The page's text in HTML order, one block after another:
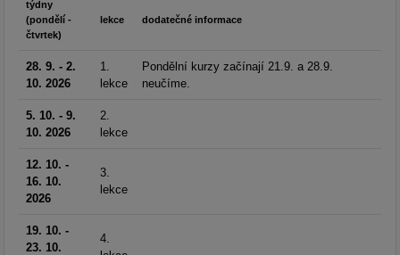
týdny
(pondělí -
čtvrtek)
lekce dodatečné informace
28. 9. - 2.
10. 2026
1.
lekce
Pondělní kurzy začínají 21.9. a 28.9.
neučíme.
5. 10. - 9.
10. 2026
2.
lekce
12. 10. -
16. 10.
2026
3.
lekce
19. 10. -
23. 10.
4.